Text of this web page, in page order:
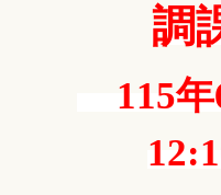
調
115年